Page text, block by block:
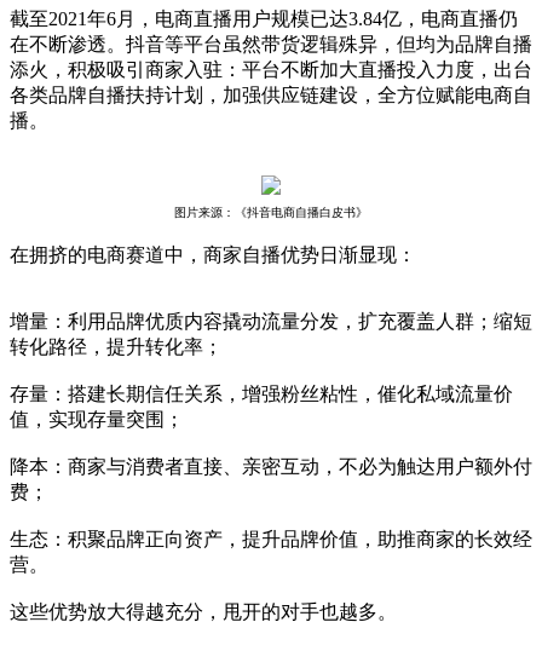
截至2021年6月，电商直播用户规模已达3.84亿，电商直播仍
在不断渗透。抖音等平台虽然带货逻辑殊异，但均为品牌自播
添火，积极吸引商家入驻：平台不断加大直播投入力度，出台
各类品牌自播扶持计划，加强供应链建设，全方位赋能电商自
播。
图片来源：《抖音电商自播白皮书》
在拥挤的电商赛道中，商家自播优势日渐显现：
增量：利用品牌优质内容撬动流量分发，扩充覆盖人群；缩短
转化路径，提升转化率；
存量：搭建长期信任关系，增强粉丝粘性，催化私域流量价
值，实现存量突围；
降本：商家与消费者直接、亲密互动，不必为触达用户额外付
费；
生态：积聚品牌正向资产，提升品牌价值，助推商家的长效经
营。
这些优势放大得越充分，甩开的对手也越多。